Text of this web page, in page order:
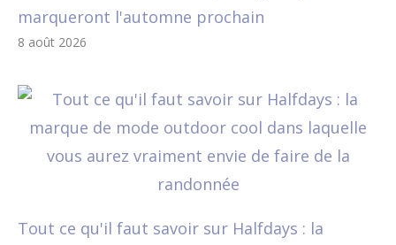
marqueront l'automne prochain
8 août 2026
Tout ce qu'il faut savoir sur Halfdays : la